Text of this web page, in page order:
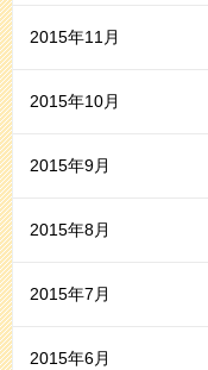
2015年11月
2015年10月
2015年9月
2015年8月
2015年7月
2015年6月